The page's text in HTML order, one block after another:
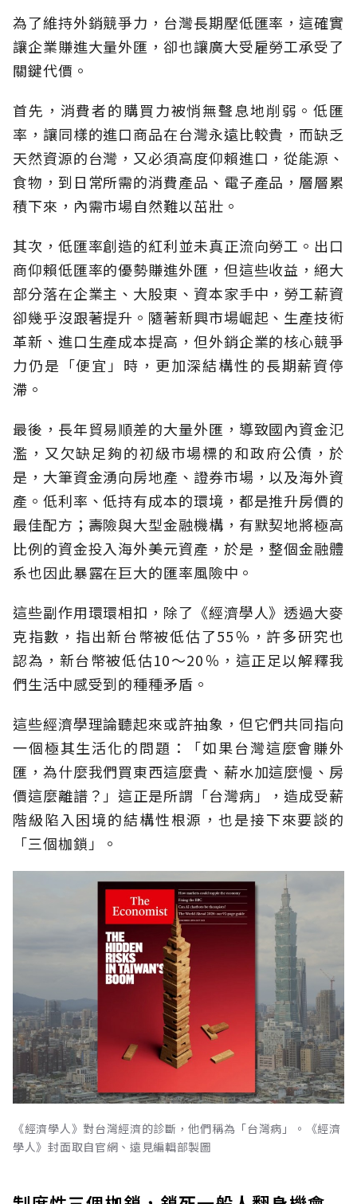
為了維持外銷競爭力，台灣長期壓低匯率，這確實
讓企業賺進大量外匯，卻也讓廣大受雇勞工承受了
關鍵代價。
首先，消費者的購買力被悄無聲息地削弱。低匯
率，讓同樣的進口商品在台灣永遠比較貴，而缺乏
天然資源的台灣，又必須高度仰賴進口，從能源、
食物，到日常所需的消費產品、電子產品，層層累
積下來，內需市場自然難以茁壯。
其次，低匯率創造的紅利並未真正流向勞工。出口
商仰賴低匯率的優勢賺進外匯，但這些收益，絕大
部分落在企業主、大股東、資本家手中，勞工薪資
卻幾乎沒跟著提升。隨著新興市場崛起、生產技術
革新、進口生產成本提高，但外銷企業的核心競爭
力仍是「便宜」時，更加深結構性的長期薪資停
滯。
最後，長年貿易順差的大量外匯，導致國內資金氾
濫，又欠缺足夠的初級市場標的和政府公債，於
是，大筆資金湧向房地產、證券市場，以及海外資
產。低利率、低持有成本的環境，都是推升房價的
最佳配方；壽險與大型金融機構，有默契地將極高
比例的資金投入海外美元資產，於是，整個金融體
系也因此暴露在巨大的匯率風險中。
這些副作用環環相扣，除了《經濟學人》透過大麥
克指數，指出新台幣被低估了55％，許多研究也
認為，新台幣被低估10～20％，這正足以解釋我
們生活中感受到的種種矛盾。
這些經濟學理論聽起來或許抽象，但它們共同指向
一個極其生活化的問題：「如果台灣這麼會賺外
匯，為什麼我們買東西這麼貴、薪水加這麼慢、房
價這麼離譜？」這正是所謂「台灣病」，造成受薪
階級陷入困境的結構性根源，也是接下來要談的
「三個枷鎖」。
《經濟學人》對台灣經濟的診斷，他們稱為「台灣病」。《經濟
學人》封面取自官網、遠見編輯部製圖